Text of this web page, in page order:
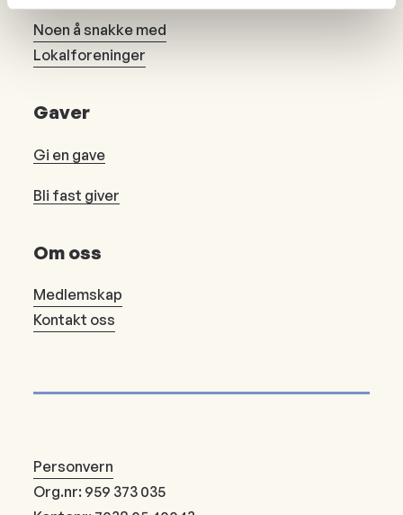
Noen å snakke med
Lokalforeninger
Gaver
Gi en gave
Bli fast giver
Om oss
Medlemskap
Kontakt oss
Personvern
Org.nr: 959 373 035